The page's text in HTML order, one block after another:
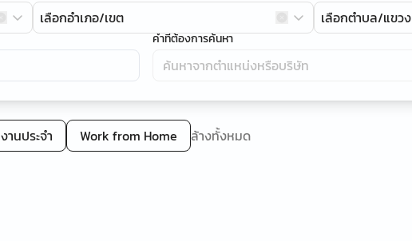
เลือกอำเภอ/เขต เลือกตำบล/แขวง
คำที่ต้องการค้นหา
งานประจำ Work from Home ล้างทั้งหมด